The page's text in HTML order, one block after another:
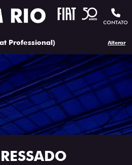
CONTATO
Professional) Alterar